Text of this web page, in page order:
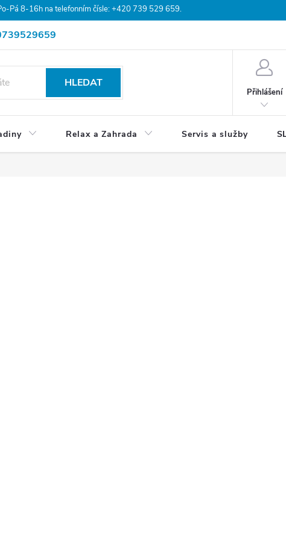
Pá 8-16h na telefonním čísle: +420 739 529 659.
Doprava a platba
HLEDAT
Přihlášení
Relax a Zahrada Servis a služby